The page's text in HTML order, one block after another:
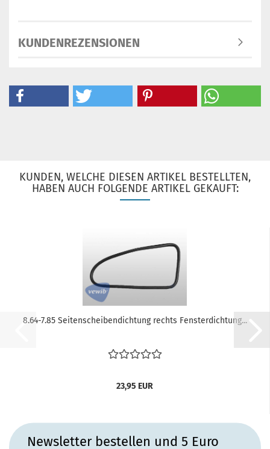
KUNDENREZENSIONEN
KUNDEN, WELCHE DIESEN ARTIKEL BESTELLTEN,
HABEN AUCH FOLGENDE ARTIKEL GEKAUFT:
8.64-7.85 Seitenscheibendichtung rechts Fensterdichtung...
23,95 EUR
Newsletter bestellen und 5 Euro